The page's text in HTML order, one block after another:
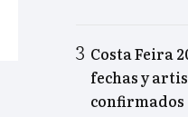
Costa Feira
fechas y
confirmados